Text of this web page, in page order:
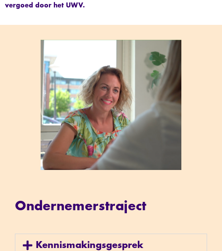
vergoed door het UWV.
Ondernemerstraject
Kennismakingsgesprek